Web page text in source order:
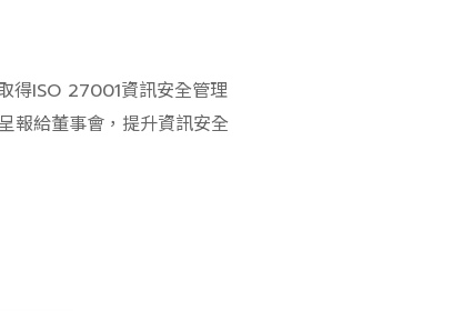
得ISO 27001資訊安全管理
報給董事會，提升資訊安全